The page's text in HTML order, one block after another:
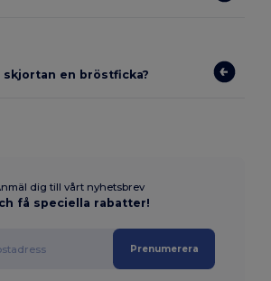
skjortan en bröstficka?
dig till vårt nyhetsbrev
få speciella rabatter!
Prenumerera